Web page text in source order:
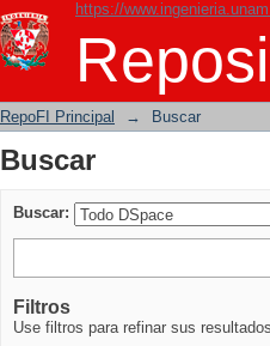
https://
Buscar
RepoFI Principal → Buscar
Buscar
Buscar:
Filtros
Use filtros para refinar sus